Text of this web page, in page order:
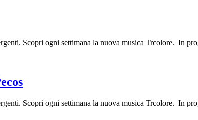
Scopri ogni settimana la nuova musica Trcolore. In
Scopri ogni settimana la nuova musica Trcolore. In